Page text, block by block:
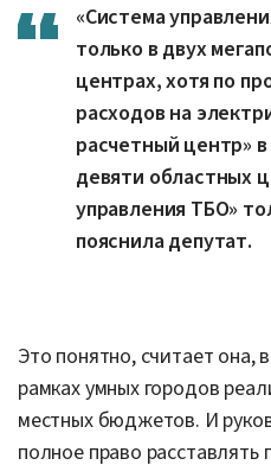
«Система
только в двух
центрах, хотя по
расходов на
расчетный центр»
девяти областных
управления ТБО»
пояснила депутат.
Это понятно, считает она,
рамках умных городов
местных бюджетов. И
полное право